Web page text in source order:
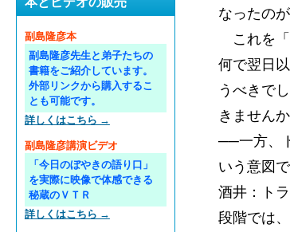
なったの
これを「
何で翌日
うべきで
きませんか
──一方、
いう意図
酒井：ト
段階では
副島隆彦本
副島隆彦先生と弟子たちの
書籍をご紹介しています。
外部リンクから購入するこ
とも可能です。
詳しくはこちら →
副島隆彦講演ビデオ
「今日のぼやきの語り口」
を実際に映像で体感できる
秘蔵のＶＴＲ
詳しくはこちら →